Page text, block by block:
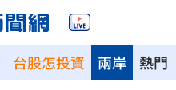
台股怎投資 熱門
兩岸